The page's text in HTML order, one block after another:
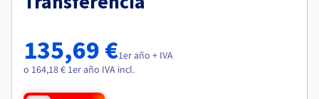
135,69 €1er año + IVA
o 164,18 € 1er año IVA incl.